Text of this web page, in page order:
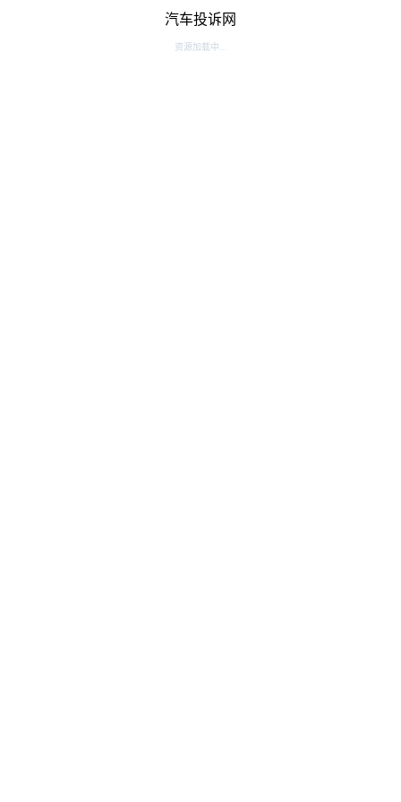
汽车投诉网
资源加载中...